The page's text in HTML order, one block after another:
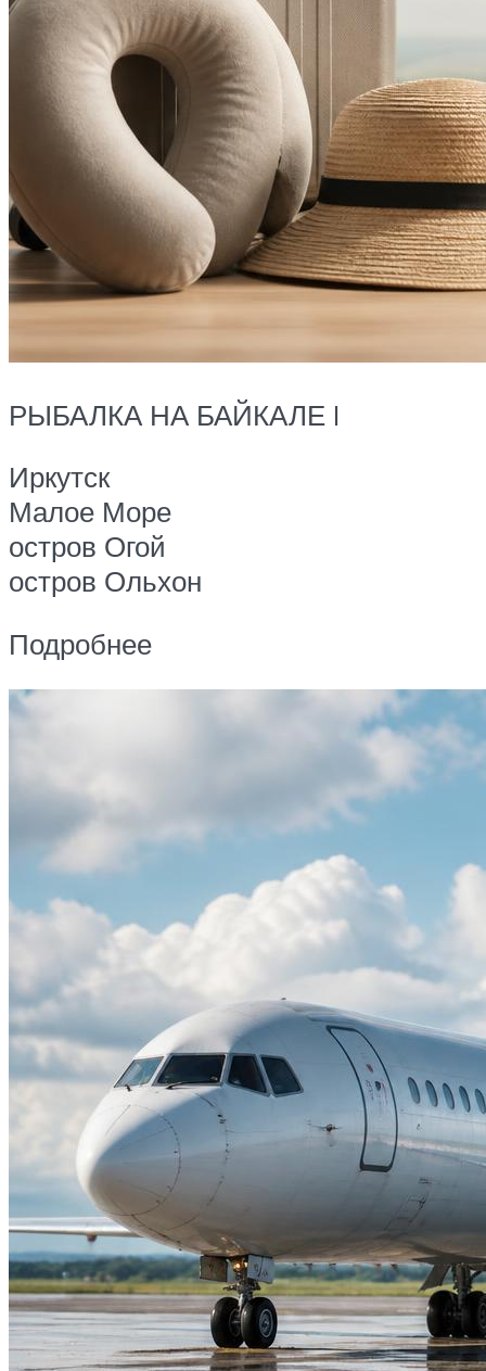
РЫБАЛКА НА БАЙКАЛЕ I
Иркутск
Малое Море
остров Огой
остров Ольхон
Подробнее